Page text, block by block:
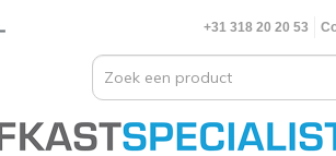
+31 318 20 20 53